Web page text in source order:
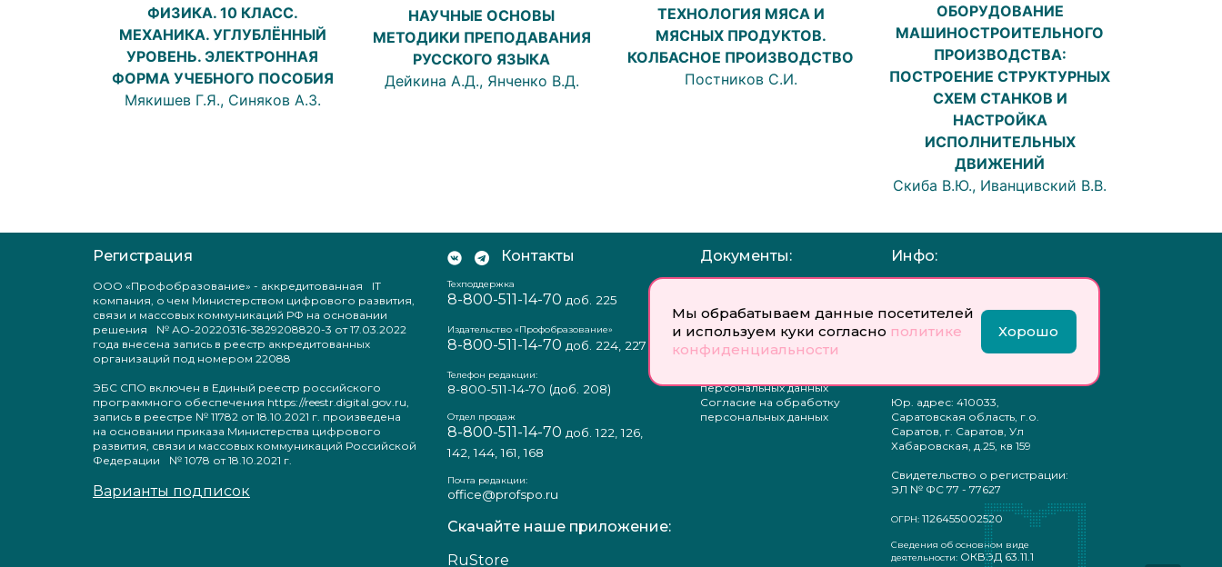
Мы обрабатываем данные посетителей
и используем куки согласно политике
конфиденциальности
Хорошо
ФИЗИКА. 10 КЛАСС.
МЕХАНИКА. УГЛУБЛЁННЫЙ
УРОВЕНЬ. ЭЛЕКТРОННАЯ
ФОРМА УЧЕБНОГО ПОСОБИЯ
Мякишев Г.Я., Синяков А.З.
НАУЧНЫЕ ОСНОВЫ
МЕТОДИКИ ПРЕПОДАВАНИЯ
РУССКОГО ЯЗЫКА
Дейкина А.Д., Янченко В.Д.
ТЕХНОЛОГИЯ МЯСА И
МЯСНЫХ ПРОДУКТОВ.
КОЛБАСНОЕ ПРОИЗВОДСТВО
Постников С.И.
ОБОРУДОВАНИЕ
МАШИНОСТРОИТЕЛЬНОГО
ПРОИЗВОДСТВА:
ПОСТРОЕНИЕ СТРУКТУРНЫХ
СХЕМ СТАНКОВ И
НАСТРОЙКА
ИСПОЛНИТЕЛЬНЫХ
ДВИЖЕНИЙ
Скиба В.Ю., Иванцивский В.В.
Регистрация
ООО «Профобразование» - аккредитованная IT
компания, о чем Министерством цифрового развития,
связи и массовых коммуникаций РФ на основании
решения № АО-20220316-3829208820-3 от 17.03.2022
года внесена запись в реестр аккредитованных
организаций под номером 22088
ЭБС СПО включен в Единый реестр российского
программного обеспечения https://reestr.digital.gov.ru,
запись в реестре № 11782 от 18.10.2021 г. произведена
на основании приказа Министерства цифрового
развития, связи и массовых коммуникаций Российской
Федерации № 1078 от 18.10.2021 г.
Варианты подписок
Контакты
Техподдержка
8-800-511-14-70 доб. 225
Издательство «Профобразование»
8-800-511-14-70 доб. 224, 227
Телефон редакции:
8-800-511-14-70 (доб. 208)
Отдел продаж
8-800-511-14-70 доб. 122, 126,
142, 144, 161, 168
Почта редакции:
office@profspo.ru
Скачайте наше приложение:
RuStore
Документы:
Пользовательское
соглашение
Политика
конфиденциальности
персональных данных
Согласие на обработку
персональных данных
Инфо:
ответственностью
«Профобразование»
Юр. адрес: 410033,
Саратовская область, г.о.
Саратов, г. Саратов, Ул
Хабаровская, д.25, кв 159
Свидетельство о регистрации:
ЭЛ № ФС 77 - 77627
ОГРН: 1126455002520
Сведения об основном виде
деятельности: ОКВЭД 63.11.1